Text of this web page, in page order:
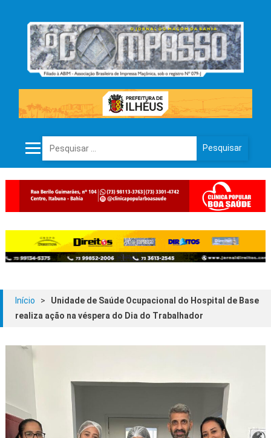
Pesquisar por:
Início >
Unidade de Saúde Ocupacional do Hospital de Base
realiza ação na véspera do Dia do Trabalhador